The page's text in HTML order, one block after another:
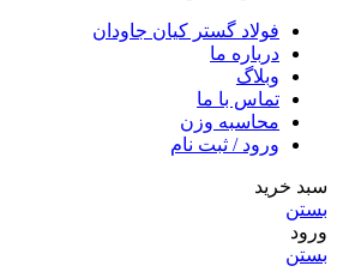
فولاد گستر کیان جاودان
درباره ما
وبلاگ
تماس با ما
محاسبه وزن
ورود / ثبت نام
سبد خرید
بستن
ورود
بستن